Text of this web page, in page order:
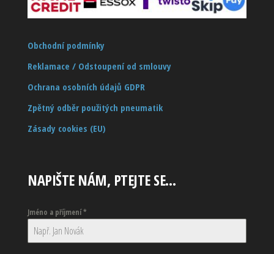
Obchodní podmínky
Reklamace / Odstoupení od smlouvy
Ochrana osobních údajů GDPR
Zpětný odběr použitých pneumatik
Zásady cookies (EU)
NAPIŠTE NÁM, PTEJTE SE…
Jméno a příjmení*